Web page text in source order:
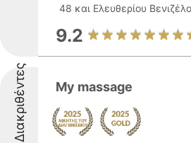
48 και Ελευθερίου
9.2
Διακριθέντες My massage